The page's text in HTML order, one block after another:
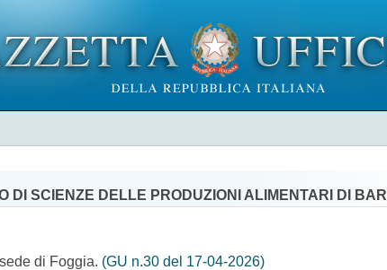
SCIENZE DELLE PRODUZIONI ALIMENTARI DI BARI
di Foggia. (GU n.30 del 17-04-2026)